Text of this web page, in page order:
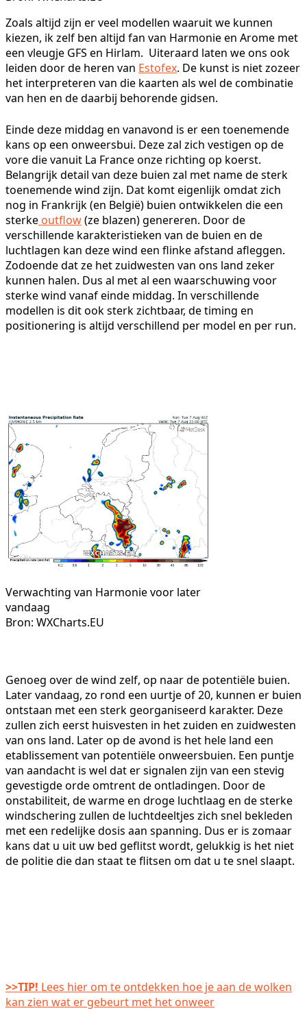
Zoals altijd zijn er veel modellen waaruit we kunnen
kiezen, ik zelf ben altijd fan van Harmonie en Arome met
een vleugje GFS en Hirlam. Uiteraard laten we ons ook
leiden door de heren van Estofex. De kunst is niet zozeer
het interpreteren van die kaarten als wel de combinatie
van hen en de daarbij behorende gidsen.
Einde deze middag en vanavond is er een toenemende
kans op een onweersbui. Deze zal zich vestigen op de
vore die vanuit La France onze richting op koerst.
Belangrijk detail van deze buien zal met name de sterk
toenemende wind zijn. Dat komt eigenlijk omdat zich
nog in Frankrijk (en België) buien ontwikkelen die een
sterke outflow(ze blazen) genereren. Door de
verschillende karakteristieken van de buien en de
luchtlagen kan deze wind een flinke afstand afleggen.
Zodoende dat ze het zuidwesten van ons land zeker
kunnen halen. Dus al met al een waarschuwing voor
sterke wind vanaf einde middag. In verschillende
modellen is dit ook sterk zichtbaar, de timing en
positionering is altijd verschillend per model en per run.
Verwachting van Harmonie voor later
vandaag
Bron: WXCharts.EU
Genoeg over de wind zelf, op naar de potentiële buien.
Later vandaag, zo rond een uurtje of 20, kunnen er buien
ontstaan met een sterk georganiseerd karakter. Deze
zullen zich eerst huisvesten in het zuiden en zuidwesten
van ons land. Later op de avond is het hele land een
etablissement van potentiële onweersbuien. Een puntje
van aandacht is wel dat er signalen zijn van een stevig
gevestigde orde omtrent de ontladingen. Door de
onstabiliteit, de warme en droge luchtlaag en de sterke
windschering zullen de luchtdeeltjes zich snel bekleden
met een redelijke dosis aan spanning. Dus er is zomaar
kans dat u uit uw bed geflitst wordt, gelukkig is het niet
de politie die dan staat te flitsen om dat u te snel slaapt.
>>TIP! Lees hier om te ontdekken hoe je aan de wolken
kan zien wat er gebeurt met het onweer